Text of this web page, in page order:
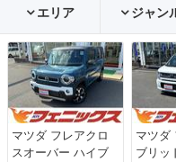
エリア ジャン
マツダ フレアクロ
スオーバー ハイブ
マツダ
ブリッ